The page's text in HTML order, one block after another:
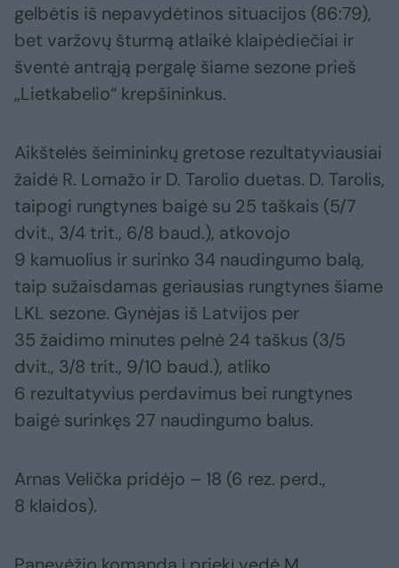
gelbėtis iš nepavydėtinos situacijos (86:79),
bet varžovų šturmą atlaikė klaipėdiečiai ir
šventė antrąją pergalę šiame sezone prieš
„Lietkabelio“ krepšininkus.
Aikštelės šeimininkų gretose rezultatyviausiai
žaidė R. Lomažo ir D. Tarolio duetas. D. Tarolis,
taipogi rungtynes baigė su 25 taškais (5/7
dvit., 3/4 trit., 6/8 baud.), atkovojo
9 kamuolius ir surinko 34 naudingumo balą,
taip sužaisdamas geriausias rungtynes šiame
LKL sezone. Gynėjas iš Latvijos per
35 žaidimo minutes pelnė 24 taškus (3/5
dvit., 3/8 trit., 9/10 baud.), atliko
6 rezultatyvius perdavimus bei rungtynes
baigė surinkęs 27 naudingumo balus.
Arnas Velička pridėjo – 18 (6 rez. perd.,
8 klaidos).